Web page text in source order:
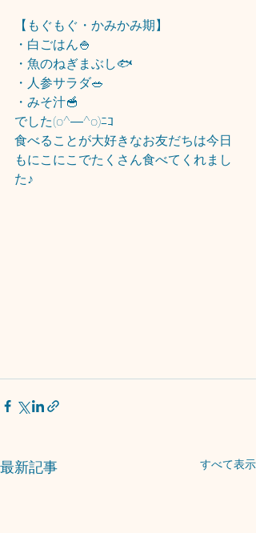
【もぐもぐ・かみかみ期】
・白ごはん🍚
・魚のねぎまぶし🐟
・人参サラダ🥗
・みそ汁🥣
でした(o^―^o)ﾆｺ
食べることが大好きなお友だちは今日
もにこにこでたくさん食べてくれまし
た♪
最新記事 すべて表示